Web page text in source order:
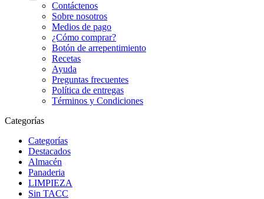
Contáctenos
Sobre nosotros
Medios de pago
¿Cómo comprar?
Botón de arrepentimiento
Recetas
Ayuda
Preguntas frecuentes
Política de entregas
Términos y Condiciones
Categorías
Categorías
Destacados
Almacén
Panaderia
LIMPIEZA
Sin TACC